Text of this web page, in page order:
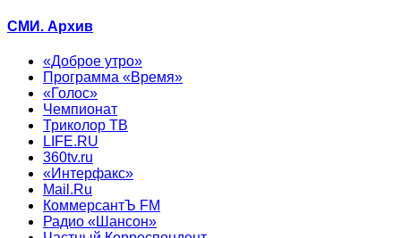
СМИ. Архив
«Доброе утро»
Программа «Время»
«Голос»
Чемпионат
Триколор ТВ
LIFE.RU
360tv.ru
«Интерфакс»
Mail.Ru
КоммерсантЪ FM
Радио «Шансон»